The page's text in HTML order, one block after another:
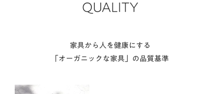
QUALITY
家具から人を健康にする
「オーガニックな家具」の品質基準